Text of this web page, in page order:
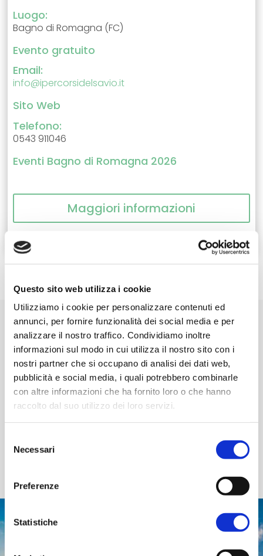
Questo sito web utilizza i cookie
Utilizziamo i cookie per personalizzare contenuti ed
annunci, per fornire funzionalità dei social media e per
analizzare il nostro traffico. Condividiamo inoltre
informazioni sul modo in cui utilizza il nostro sito con i
nostri partner che si occupano di analisi dei dati web,
pubblicità e social media, i quali potrebbero combinarle
con altre informazioni che ha fornito loro o che hanno
raccolto dal suo utilizzo dei loro servizi.
delNecessari
Preferenze
Statistiche
Luogo:
Bagno di Romagna (FC)
Evento gratuito
Email:
info@ipercorsidelsavio.it
Sito Web
Telefono:
0543 911046
Eventi Bagno di Romagna 2026
Maggiori informazioni
ORGANIZZA
IL TUO VIAGGIO
La tua vacanza nella Valle
Qui trovi tutte le
per viaggiare in
sicurezza, le indicazioni su
come